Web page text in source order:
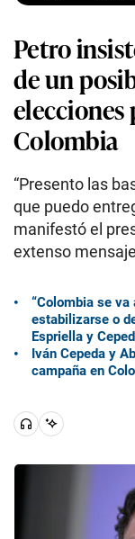
Petro
de un
elecciones
Colombia
“Presento las
que puedo
manifestó el
extenso
“Colombia se
estabilizarse o
Espriella y
Iván Cepeda y
campaña en